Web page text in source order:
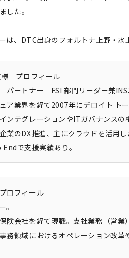
した。
は、DTC出身のフォルトナ上野・水
様 プロフィール
パートナー FSI 部門リーダー兼INS
ア業界を経て2007年にデロイト ト
ンテグレーションやITガバナンスの
業のDX推進、主にクラウドを活用
で支援実績あり。
ロフィール
。
険会社を経て現職。支社業務（営
務領域におけるオペレーション改